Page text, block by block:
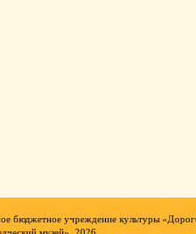
бюджетное учреждение культуры